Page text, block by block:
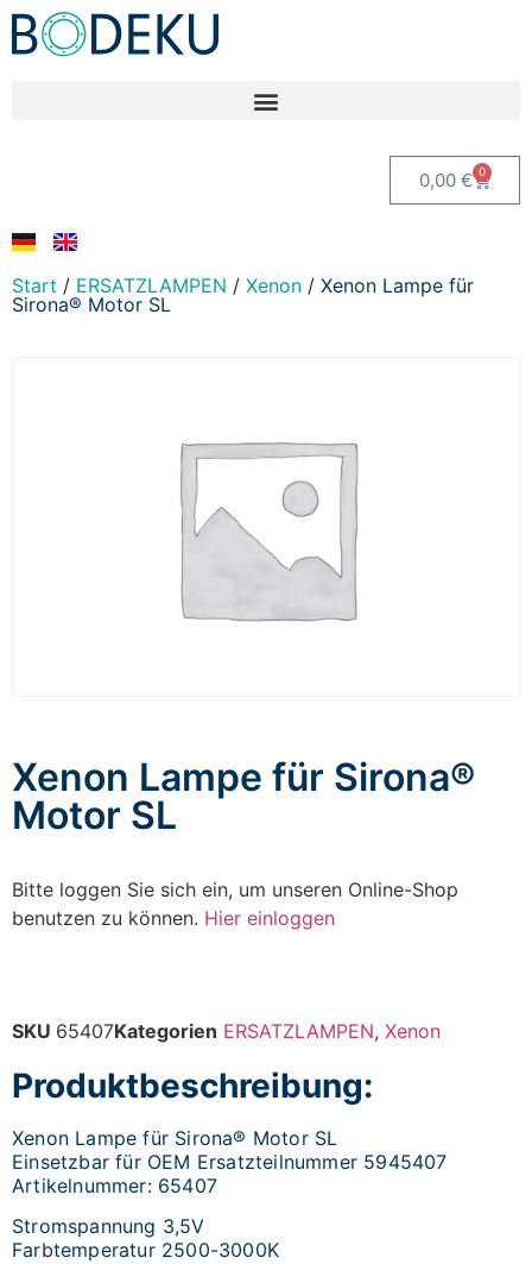
0,00 € 0
Start / ERSATZLAMPEN / Xenon / Xenon Lampe für
Sirona® Motor SL
Xenon Lampe für Sirona®
Motor SL
Bitte loggen Sie sich ein, um unseren Online-Shop
benutzen zu können. Hier einloggen
SKU 65407Kategorien ERSATZLAMPEN, Xenon
Produktbeschreibung:
Xenon Lampe für Sirona® Motor SL
Einsetzbar für OEM Ersatzteilnummer 5945407
Artikelnummer: 65407
Stromspannung 3,5V
Farbtemperatur 2500-3000K